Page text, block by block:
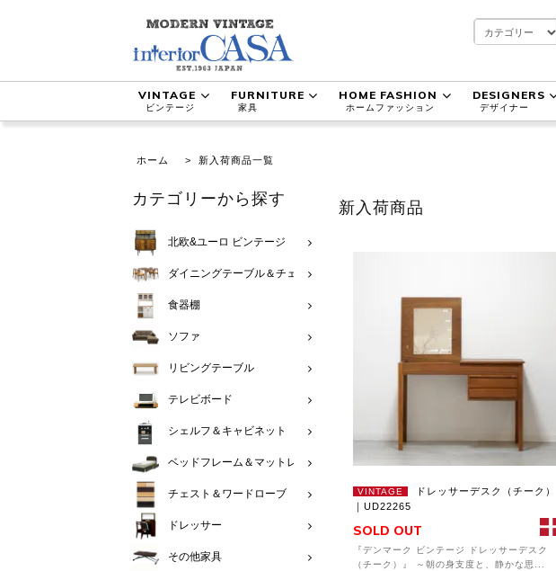
VINTAGE
ビンテージ
FURNITURE
家具
HOME FASHION
ホームファッション
DESIGNERS
デザイナー
ホーム > 新入荷商品一覧
カテゴリーから探す
北欧&ユーロ ビンテージ
ダイニングテーブル＆チェア
食器棚
ソファ
リビングテーブル
テレビボード
シェルフ＆キャビネット
ベッドフレーム＆マットレス
チェスト＆ワードローブ
ドレッサー
その他家具
新入荷商品
VINTAGE
ドレッサーデスク（チーク）
｜UD22265
SOLD OUT
『デンマーク ビンテージ ドレッサーデスク
（チーク）』 ～朝の身支度と、静かな思...